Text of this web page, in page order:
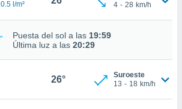
0.5 l/m²
4 - 28 km/h
Puesta del sol a las 19:59
Última luz a las 20:29
26°
Suroeste
13 - 18 km/h